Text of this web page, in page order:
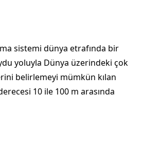
sistemi dünya etrafında bir
yoluyla Dünya üzerindeki çok
belirlemeyi mümkün kılan
10 ile 100 m arasında